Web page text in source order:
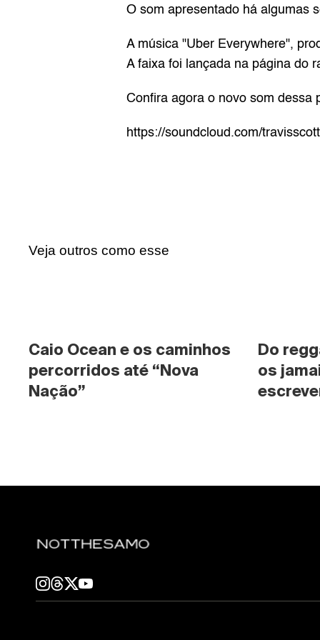
O som apresentado há algumas
A música "Uber Everywhere",
A faixa foi lançada na página do
Confira agora o novo som dessa
https://soundcloud.com/
Veja outros como esse
Caio Ocean e os caminhos
percorridos até “Nova
Nação”
Do
os